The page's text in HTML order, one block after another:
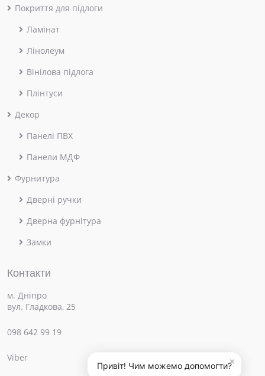
×
Привіт! Чим можемо допомогти?
Покриття для підлоги
Ламінат
Лінолеум
Вінілова підлога
Плінтуси
Декор
Панелі ПВХ
Панели МДФ
Фурнитура
Дверні ручки
Дверна фурнітура
Замки
Контакти
м. Дніпро
вул. Гладкова, 25
098 642 99 19
Viber